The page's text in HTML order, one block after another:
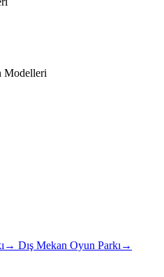
Modelleri
→ Dış Mekan Oyun Parkı →